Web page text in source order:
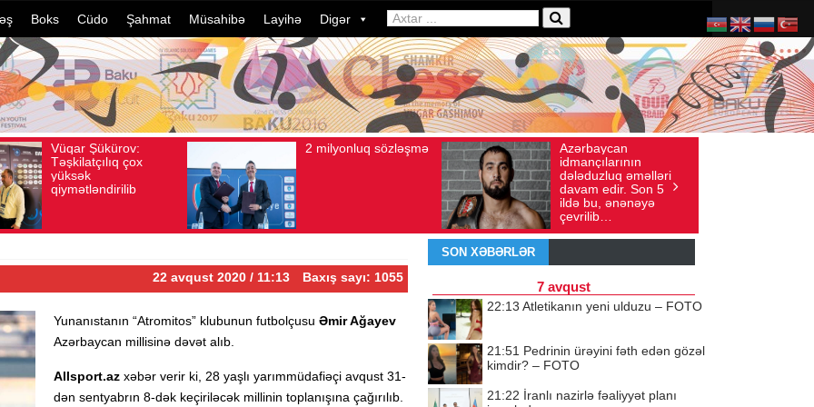
Boks Cüdo Şahmat Müsahibə Layihə Digər
2 milyonluq sözləşmə
Baxış sayı: 80
Avqust 04, 2026
Azərbaycan
dələduzluq əməlləri
davam edir. Son 5
ildə bu, ənənəyə
Baxış sayı: 136
Avqust 04, 2026
Ad gününü vətənində
qeyd etməsə də,
ürəyi hər zaman
doğma yurdu ilə
döyünür
İyul 30, 2026
22 avqust 2020 / 11:13 Baxış sayı: 1055
Yunanıstanın “Atromitos” klubunun futbolçusu Əmir Ağayev
Azərbaycan millisinə dəvət alıb.
Allsport.az xəbər verir ki, 28 yaşlı yarımmüdafiəçi avqust 31-
dən sentyabrın 8-dək keçiriləcək millinin toplanışına çağırılıb.
SON XƏBƏRLƏR
7 avqust
22:13 Atletikanın yeni ulduzu – FOTO
21:51 Pedrinin ürəyini fəth edən gözəl
kimdir? – FOTO
21:22 İranlı nazirlə fəaliyyət planı